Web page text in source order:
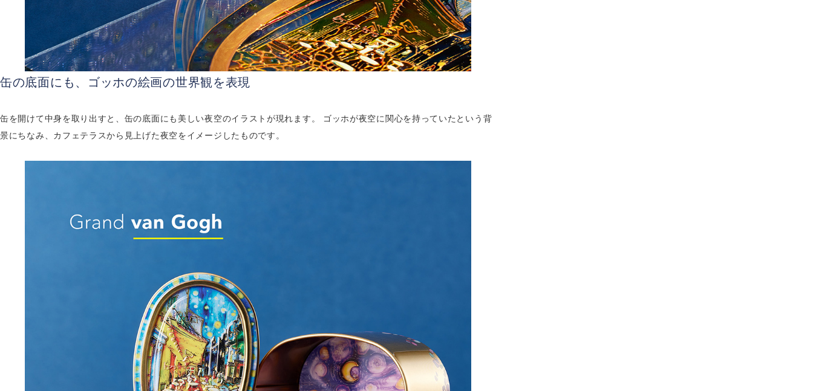
缶の底面にも、ゴッホの絵画の世界観を表現
缶を開けて中身を取り出すと、缶の底面にも美しい夜空のイラストが現れます。 ゴッホが夜空に関心を持っていたという背
景にちなみ、カフェテラスから見上げた夜空をイメージしたものです。